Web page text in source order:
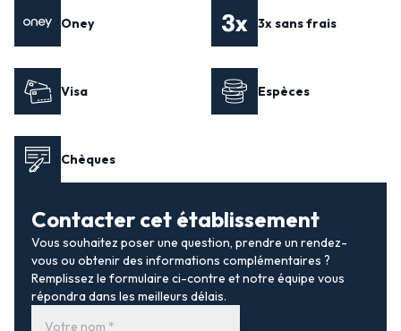
Oney 3x sans frais
Visa Espèces
Chèques
Contacter cet établissement
Vous souhaitez poser une question, prendre un rendez-
vous ou obtenir des informations complémentaires ?
Remplissez le formulaire ci-contre et notre équipe vous
répondra dans les meilleurs délais.